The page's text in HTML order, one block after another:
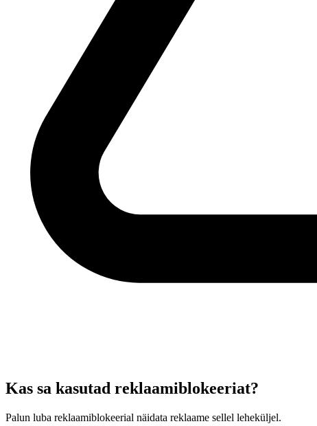
Kas sa kasutad reklaamiblokeeriat?
Palun luba reklaamiblokeerial näidata reklaame sellel leheküljel.